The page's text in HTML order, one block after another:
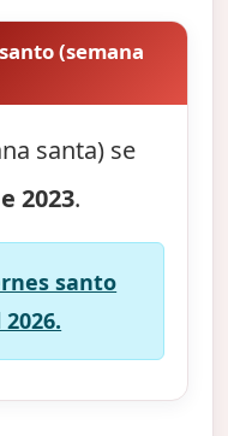
(semana
santa) se
2023.
santo